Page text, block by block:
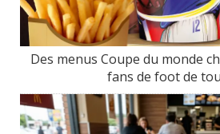
Des menus Coupe du monde
fans de foot de